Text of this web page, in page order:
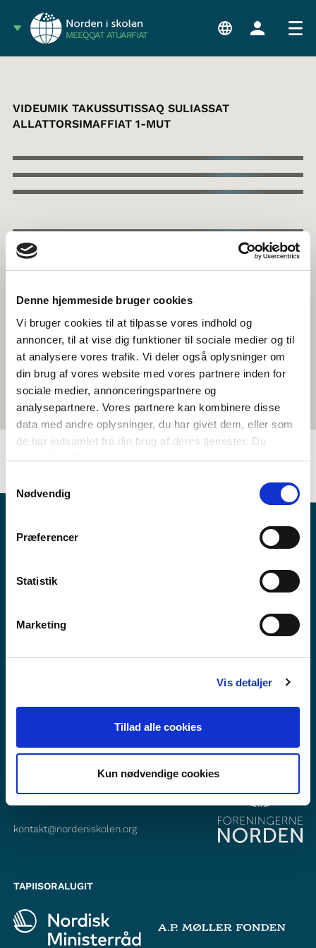
Denne hjemmeside bruger cookies
Vi bruger cookies til at tilpasse vores indhold og
annoncer, til at vise dig funktioner til sociale medier og til
at analysere vores trafik. Vi deler også oplysninger om
din brug af vores website med vores partnere inden for
sociale medier, annonceringspartnere og
analysepartnere. Vores partnere kan kombinere disse
data med andre oplysninger, du har givet dem, eller som
de har indsamlet fra din brug af deres tjenester. Du
samtykker til vores cookies, hvis du fortsætter med at
Nødvendig
Præferencer
Statistik
Marketing
Vis detaljer
Tillad alle cookies
Kun nødvendige cookies
MEEQQAT ATUARFIAT
VIDEUMIK TAKUSSUTISSAQ SULIASSAT
ALLATTORSIMAFFIAT 1-MUT
Norden i skolen pillugu ilisimasaqarnerorusuppit?
Nutaarsiassaatigut pisalikkit
ATTAVEQARFISSAQ
Foreningerne Nordens Forbund
kontakt@nordeniskolen.org
TAPIISORALUGIT